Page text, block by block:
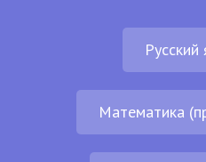
Русский
Математика